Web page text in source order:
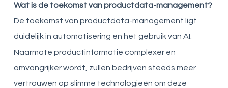
Wat is de toekomst van productdata-management?
De toekomst van productdata-management ligt
duidelijk in automatisering en het gebruik van AI.
Naarmate productinformatie complexer en
omvangrijker wordt, zullen bedrijven steeds meer
vertrouwen op slimme technologieën om deze